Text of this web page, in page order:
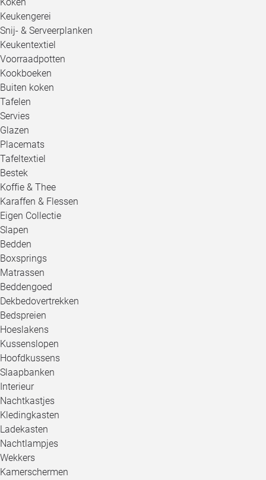
Keukengerei
Snij- & Serveerplanken
Keukentextiel
Voorraadpotten
Kookboeken
Buiten koken
Tafelen
Servies
Glazen
Placemats
Tafeltextiel
Bestek
Koffie & Thee
Karaffen & Flessen
Eigen Collectie
Slapen
Bedden
Boxsprings
Matrassen
Beddengoed
Dekbedovertrekken
Bedspreien
Hoeslakens
Kussenslopen
Hoofdkussens
Slaapbanken
Interieur
Nachtkastjes
Kledingkasten
Ladekasten
Nachtlampjes
Wekkers
Kamerschermen